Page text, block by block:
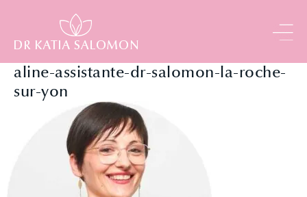
aline-assistante-dr-salomon-la-roche-
sur-yon